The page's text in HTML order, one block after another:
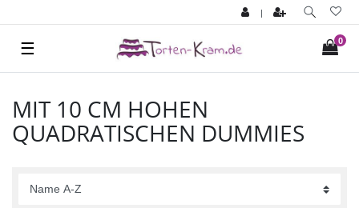
|
0
☰
MIT 10 CM HOHEN
QUADRATISCHEN DUMMIES